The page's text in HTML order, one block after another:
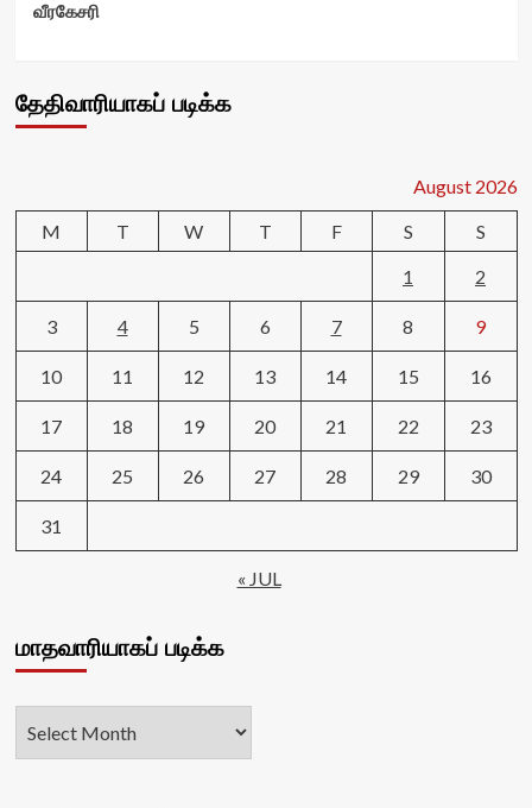
வீரகேசரி
தேதிவாரியாகப் படிக்க
August 2026
M
T W T F S
S
1
2
3 4 5 6 7 8 9
10 11 12 13 14 15 16
17 18 19 20 21 22 23
24 25 26 27 28 29 30
31
« JUL
மாதவாரியாகப் படிக்க